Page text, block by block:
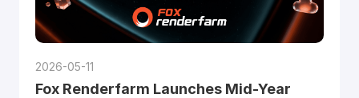
2026-05-11
Fox Renderfarm Launches Mid-Year